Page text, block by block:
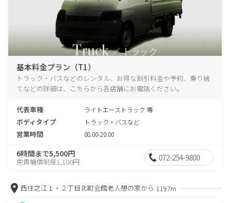
基本料金プラン（T1）
トラック・バスなどのレンタル、お得な割引料金や予約、乗り捨
てなどの詳細は、こちらから各店舗にお電話ください。
代表車種 ライトエーストラック 等
ボディタイプ トラック・バスなど
営業時間 08:00-20:00
6時間まで5,500円
免責補償制度1,100円 072-254-9800
西住之江１・２丁目北町会館老人憩の家から 1197m